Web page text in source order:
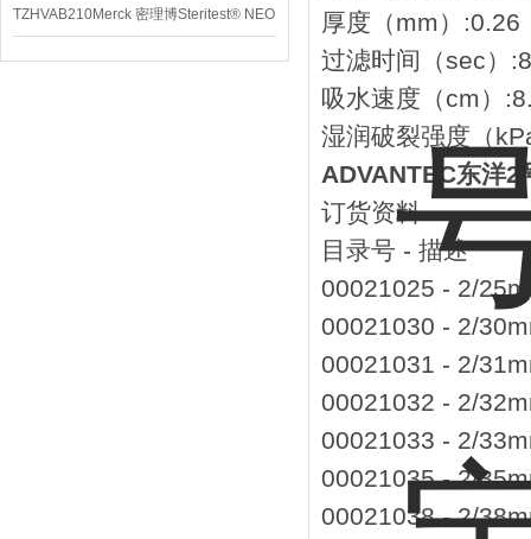
TZHVAB210Merck 密理博Steritest® NEO
设备
厚度（mm）:0.26
过滤时间（sec）
吸水速度（cm）
湿润破裂强度（
ADVANTEC东洋
订货资料
目录号 - 描述
00021025 - 2/
00021030 - 2/
00021031 - 2/
00021032 - 2/
00021033 - 2/
00021035 - 2/
00021038 - 2/